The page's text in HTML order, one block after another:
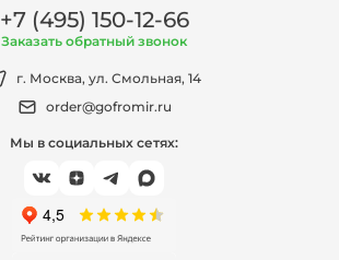
+7 (495) 150-12-66
Заказать обратный звонок
г. Москва, ул. Смольная, 14
order@gofromir.ru
Мы в социальных сетях: